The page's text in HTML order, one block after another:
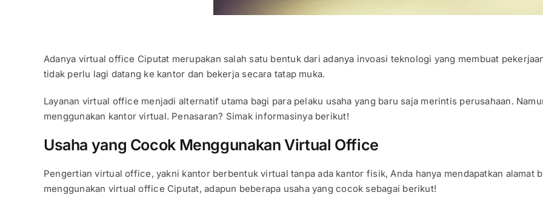
Adanya virtual office Ciputat merupakan salah satu bentuk dari adanya invoasi teknologi yang membuat
tidak perlu lagi datang ke kantor dan bekerja secara tatap muka.
Layanan virtual office menjadi alternatif utama bagi para pelaku usaha yang baru saja merintis perusahaan.
menggunakan kantor virtual. Penasaran? Simak informasinya berikut!
Usaha yang Cocok Menggunakan Virtual Office
Pengertian virtual office, yakni kantor berbentuk virtual tanpa ada kantor fisik, Anda hanya mendapatkan alamat
menggunakan virtual office Ciputat, adapun beberapa usaha yang cocok sebagai berikut!